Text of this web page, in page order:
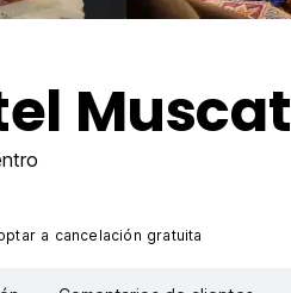
Muscat
a cancelación gratuita